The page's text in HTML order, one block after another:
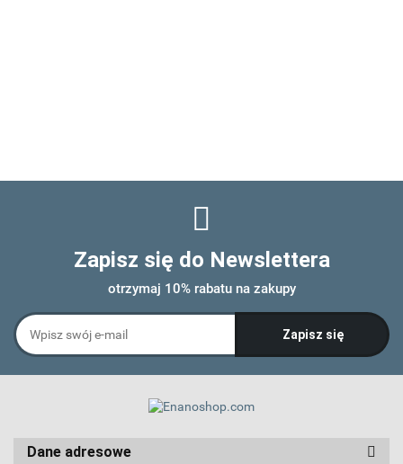
Zapisz się do Newslettera
otrzymaj 10% rabatu na zakupy
Dane adresowe